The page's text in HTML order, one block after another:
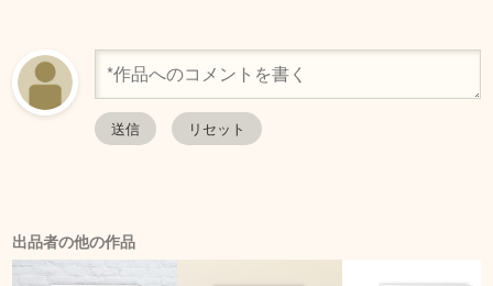
出品者の他の作品